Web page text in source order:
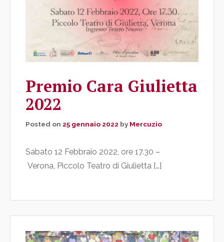
Premio Cara Giulietta
2022
Posted on 25 gennaio 2022 by Mercuzio
Sabato 12 Febbraio 2022, ore 17.30 –
Verona, Piccolo Teatro di Giulietta […]